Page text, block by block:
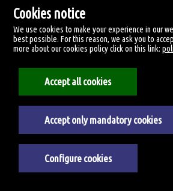
Zu Verkaufen reihenhaus Almuñécar
Zu Verkaufen reihenhaus Alora
Zu Verkaufen reihenhaus Marbella,
Zu Verkaufen reihenhaus Torremolinos
Zu Verkaufen reihenhaus Valle Romano
Zu Verkaufen häuser Jimena de la Frontera
Zu Verkaufen fincas Mijas
Zu Verkaufen apartments Orihuela, Los
Cookies notice
We use cookies to make your experience in our
best possible. For this reason, we ask you to
more about our cookies policy click on this link:
Accept all cookies
Accept only mandatory cookies
Configure cookies